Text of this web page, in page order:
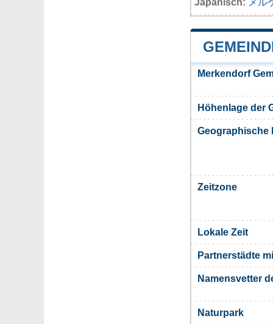
Merkendorf
Höhenlage der
Geographische
Zeitzone
Lokale Zeit
Partnerstädte
Namensvetter
Naturpark